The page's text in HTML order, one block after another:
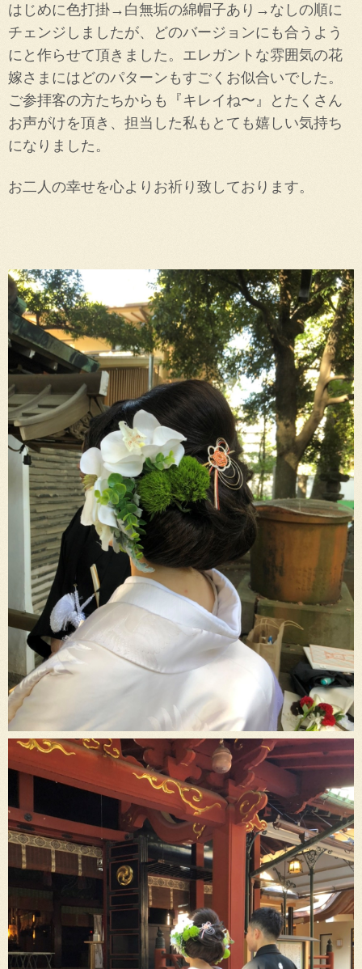
はじめに色打掛→白無垢の綿帽子あり→なしの順に
チェンジしましたが、どのバージョンにも合うよう
にと作らせて頂きました。エレガントな雰囲気の花
嫁さまにはどのパターンもすごくお似合いでした。
ご参拝客の方たちからも『キレイね〜』とたくさん
お声がけを頂き、担当した私もとても嬉しい気持ち
になりました。
お二人の幸せを心よりお祈り致しております。